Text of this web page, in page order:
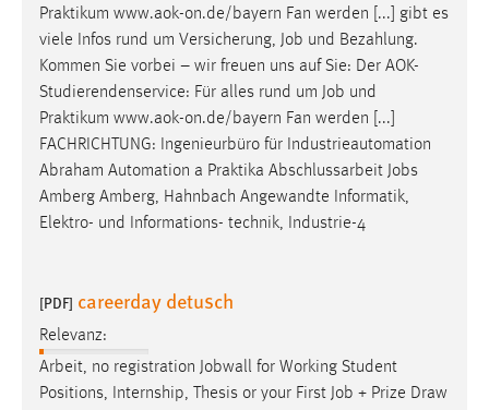
Praktikum www.aok-on.de/bayern Fan werden [...] gibt es
viele Infos rund um Versicherung, Job und Bezahlung.
Kommen Sie vorbei – wir freuen uns auf Sie: Der AOK-
Studierendenservice: Für alles rund um Job und
Praktikum www.aok-on.de/bayern Fan werden [...]
FACHRICHTUNG: Ingenieurbüro für Industrieautomation
Abraham Automation a Praktika Abschlussarbeit Jobs
Amberg Amberg, Hahnbach Angewandte Informatik,
Elektro- und Informations- technik, Industrie-4
[PDF] careerday detusch
Relevanz:
Arbeit, no registration Jobwall for Working Student
Positions, Internship, Thesis or your First Job + Prize Draw